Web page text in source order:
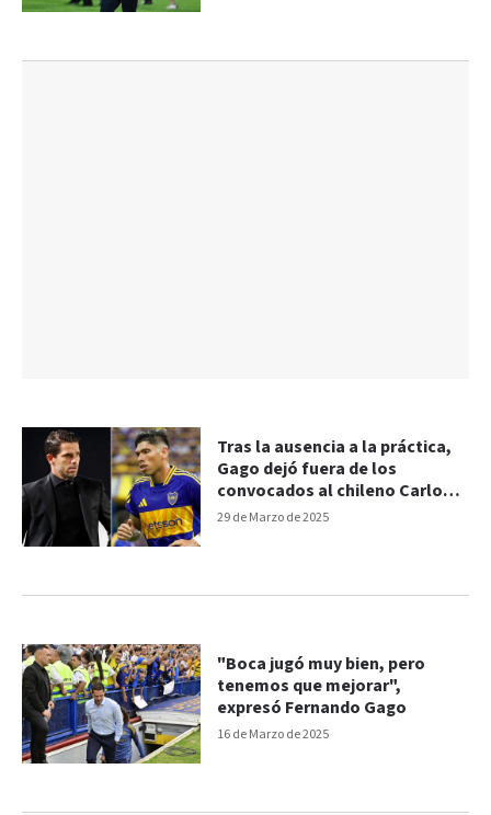
29 de Marzo de 2025
Tras la ausencia a la práctica,
Gago dejó fuera de los
convocados al chileno Carlos
Palacios
16 de Marzo de 2025
"Boca jugó muy bien, pero
tenemos que mejorar",
expresó Fernando Gago